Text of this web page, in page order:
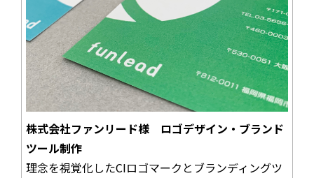
株式会社ファンリード様 ロゴデザイン・ブランド
ツール制作
理念を視覚化したCIロゴマークとブランディングツ